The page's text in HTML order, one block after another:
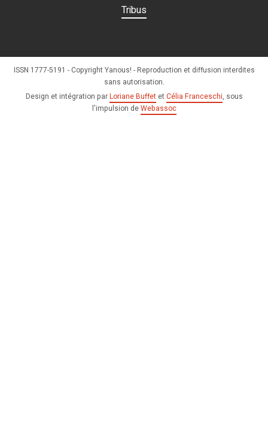
Tribus
ISSN 1777-5191 - Copyright Yanous! - Reproduction et diffusion interdites
sans autorisation.
Design et intégration parLoriane Buffetet Célia Franceschi, sous
l'impulsion deWebassoc